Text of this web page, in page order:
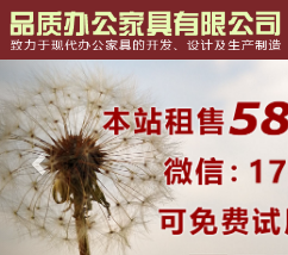
Previous